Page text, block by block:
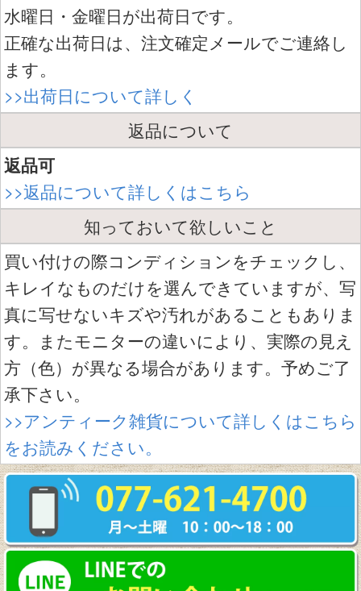
水曜日・金曜日が出荷日です。
正確な出荷日は、注文確定メールでご連絡し
ます。
>>出荷日について詳しく
返品について
返品可
>>返品について詳しくはこちら
知っておいて欲しいこと
買い付けの際コンディションをチェックし、
キレイなものだけを選んできていますが、写
真に写せないキズや汚れがあることもありま
す。またモニターの違いにより、実際の見え
方（色）が異なる場合があります。予めご了
承下さい。
>>アンティーク雑貨について詳しくはこちら
をお読みください。